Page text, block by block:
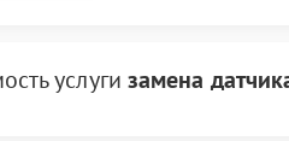
услуги замена